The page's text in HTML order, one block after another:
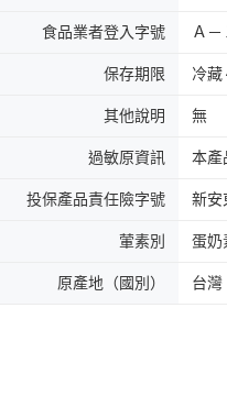
食品業者登入字號 Ａ
保存期限 冷藏
其他說明 無
過敏原資訊 本產
投保產品責任險字號 新安
葷素別 蛋奶
原產地（國別） 台灣